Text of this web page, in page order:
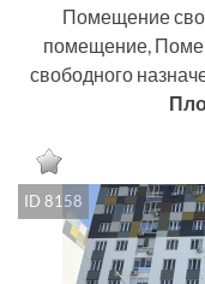
Помещение
помещение,
свободного
ID 8158